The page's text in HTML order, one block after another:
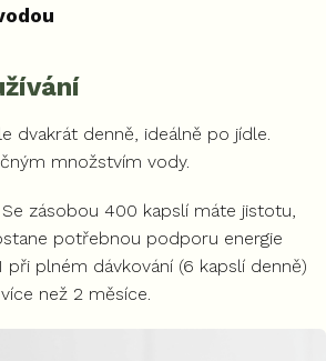
dvakrát denně, ideálně po jídle.
množstvím vody.
Se zásobou 400 kapslí máte jistotu,
potřebnou podporu energie
při plném dávkování (6 kapslí denně)
než 2 měsíce.